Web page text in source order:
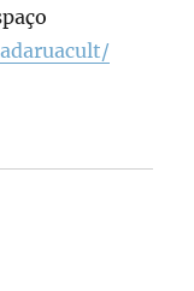
espaço